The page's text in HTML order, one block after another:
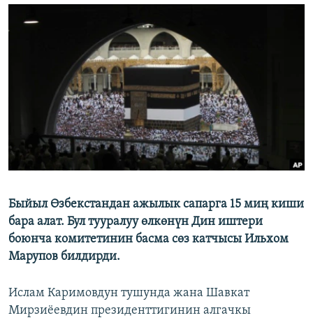
Вернутся
Быйыл Өзбекстандан ажылык сапарга 15 миң киши
бара алат. Бул тууралуу өлкөнүн Дин иштери
боюнча комитетинин басма сөз катчысы Ильхом
Марупов билдирди.
Ислам Каримовдун тушунда жана Шавкат
Мирзиёевдин президенттигинин алгачкы